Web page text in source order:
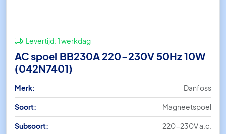
Levertijd:1 werkdag
AC spoel BB230A 220-230V 50Hz 10W
(042N7401)
Merk: Danfoss
Soort: Magneetspoel
Subsoort: 220-230V a.c.